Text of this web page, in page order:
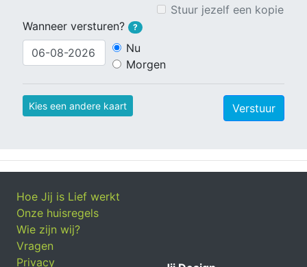
Stuur jezelf een kopie
Wanneer versturen?
?
Nu
Morgen
Kies een andere kaart Verstuur
Hoe Jij is Lief werkt
Onze huisregels
Wie zijn wij?
Vragen
Privacy